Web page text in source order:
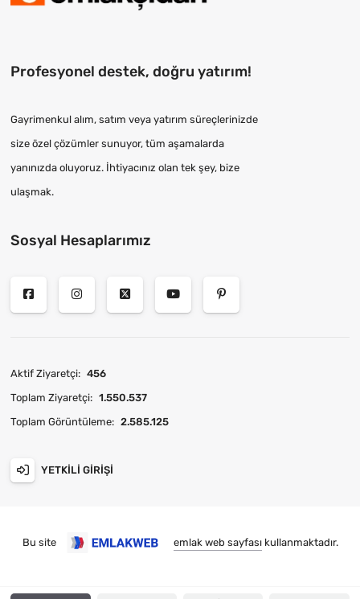
Profesyonel destek, doğru yatırım!
Gayrimenkul alım, satım veya yatırım süreçlerinizde
size özel çözümler sunuyor, tüm aşamalarda
yanınızda oluyoruz. İhtiyacınız olan tek şey, bize
ulaşmak.
Sosyal Hesaplarımız
Aktif Ziyaretçi: 456
Toplam Ziyaretçi: 1.550.537
Toplam Görüntüleme: 2.585.125
YETKILI GIRIŞI
Bu site emlak web sayfasıkullanmaktadır.